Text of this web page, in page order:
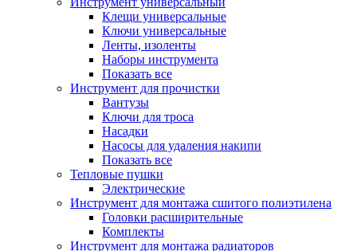
Клещи универсальные
Ключи универсальные
Ленты, изоленты
Наборы инструмента
Показать все
Инструмент для прочистки
Вантузы
Ключи для троса
Насадки
Насосы для удаления накипи
Показать все
Тепловые пушки
Электрические
Инструмент для монтажа сшитого полиэтилена
Головки расширительные
Комплекты
Инструмент для монтажа радиаторов